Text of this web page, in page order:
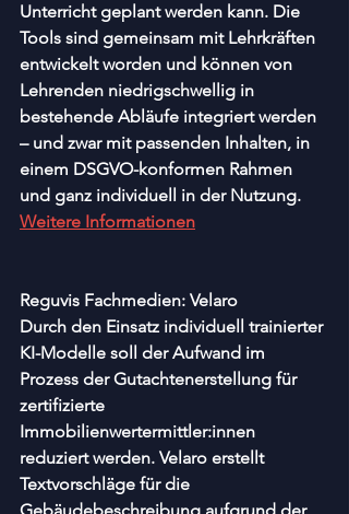
Unterricht geplant werden kann. Die
Tools sind gemeinsam mit Lehrkräften
entwickelt worden und können von
Lehrenden niedrigschwellig in
bestehende Abläufe integriert werden
– und zwar mit passenden Inhalten, in
einem DSGVO-konformen Rahmen
und ganz individuell in der Nutzung.
Weitere Informationen
Reguvis Fachmedien: Velaro
Durch den Einsatz individuell trainierter
KI-Modelle soll der Aufwand im
Prozess der Gutachtenerstellung für
zertifizierte
Immobilienwertermittler:innen
reduziert werden. Velaro erstellt
Textvorschläge für die